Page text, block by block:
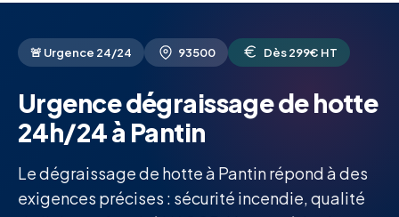
🚨 Urgence 24/24 93500 Dès 299€ HT
Urgence dégraissage de hotte
24h/24 à Pantin
Le dégraissage de hotte à Pantin répond à des
exigences précises : sécurité incendie, qualité